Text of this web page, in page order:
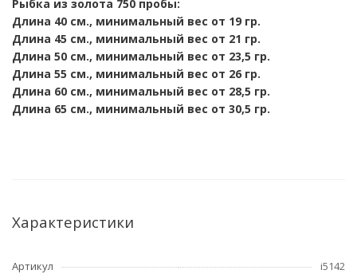
Рыбка из золота 750 пробы:
Длина 40 см., минимальный вес от 19 гр.
Длина 45 см., минимальный вес от 21 гр.
Длина 50 см., минимальный вес от 23,5 гр.
Длина 55 см., минимальный вес от 26 гр.
Длина 60 см., минимальный вес от 28,5 гр.
Длина 65 см., минимальный вес от 30,5 гр.
Характеристики
Артикул i5142